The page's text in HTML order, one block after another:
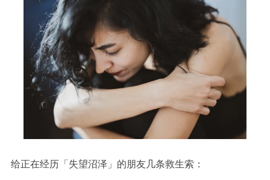
给正在经历「失望沼泽」的朋友几条救生索：